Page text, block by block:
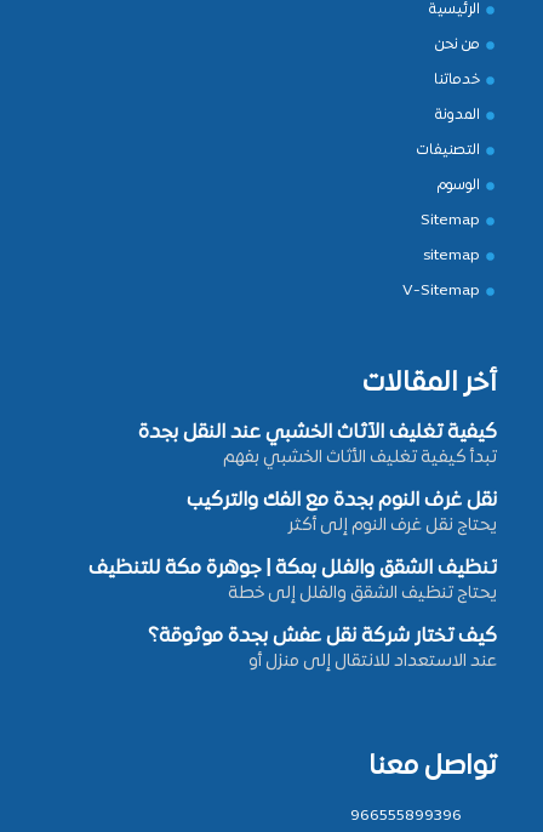
الرئيسية
من نحن
خدماتنا
المدونة
التصنيفات
الوسوم
Sitemap
sitemap
V-Sitemap
أخر المقالات
كيفية تغليف الأثاث الخشبي عند النقل بجدة
تبدأ كيفية تغليف الأثاث الخشبي بفهم
نقل غرف النوم بجدة مع الفك والتركيب
يحتاج نقل غرف النوم إلى أكثر
تنظيف الشقق والفلل بمكة | جوهرة مكة للتنظيف
يحتاج تنظيف الشقق والفلل إلى خطة
كيف تختار شركة نقل عفش بجدة موثوقة؟
عند الاستعداد للانتقال إلى منزل أو
تواصل معنا
966555899396